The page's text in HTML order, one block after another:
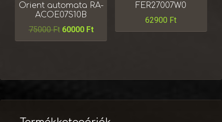
Orient automata RA-
ACOE07S10B
75000Ft 60000 Ft
FER27007W0
62900 Ft